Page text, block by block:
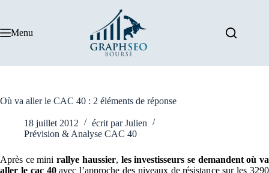
Menu
Où va aller le CAC 40 : 2 éléments de réponse
18 juillet 2012 écrit par Julien
Prévision & Analyse CAC 40
Après ce minirallye haussier, les investisseurs se demandent où va
aller le cac 40avec l’approche des niveaux de résistance sur les 3290